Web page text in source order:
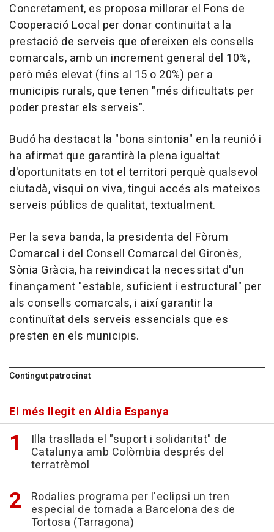
Concretament, es proposa millorar el Fons de
Cooperació Local per donar continuïtat a la
prestació de serveis que ofereixen els consells
comarcals, amb un increment general del 10%,
però més elevat (fins al 15 o 20%) per a
municipis rurals, que tenen "més dificultats per
poder prestar els serveis".
Budó ha destacat la "bona sintonia" en la reunió i
ha afirmat que garantirà la plena igualtat
d'oportunitats en tot el territori perquè qualsevol
ciutadà, visqui on viva, tingui accés als mateixos
serveis públics de qualitat, textualment.
Per la seva banda, la presidenta del Fòrum
Comarcal i del Consell Comarcal del Gironès,
Sònia Gràcia, ha reivindicat la necessitat d'un
finançament "estable, suficient i estructural" per
als consells comarcals, i així garantir la
continuïtat dels serveis essencials que es
presten en els municipis.
Contingut patrocinat
El més llegit en Aldia Espanya
Illa trasllada el "suport i solidaritat" de
Catalunya amb Colòmbia després del
terratrèmol
Rodalies programa per l'eclipsi un tren
especial de tornada a Barcelona des de
Tortosa (Tarragona)